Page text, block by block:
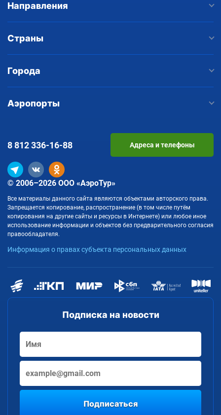
Направления
Страны
Города
Аэропорты
Подписка на новости
Подписаться
© 2006–2026 ООО «АэроТур»
Все материалы данного сайта являются объектами авторского права.
Запрещается копирование, распространение (в том числе путём
копирования на другие сайты и ресурсы в Интернете) или любое иное
использование информации и объектов без предварительного согласия
правообладателя.
Информация о правах субъекта персональных данных
8 812336-16-88 Адреса и телефоны